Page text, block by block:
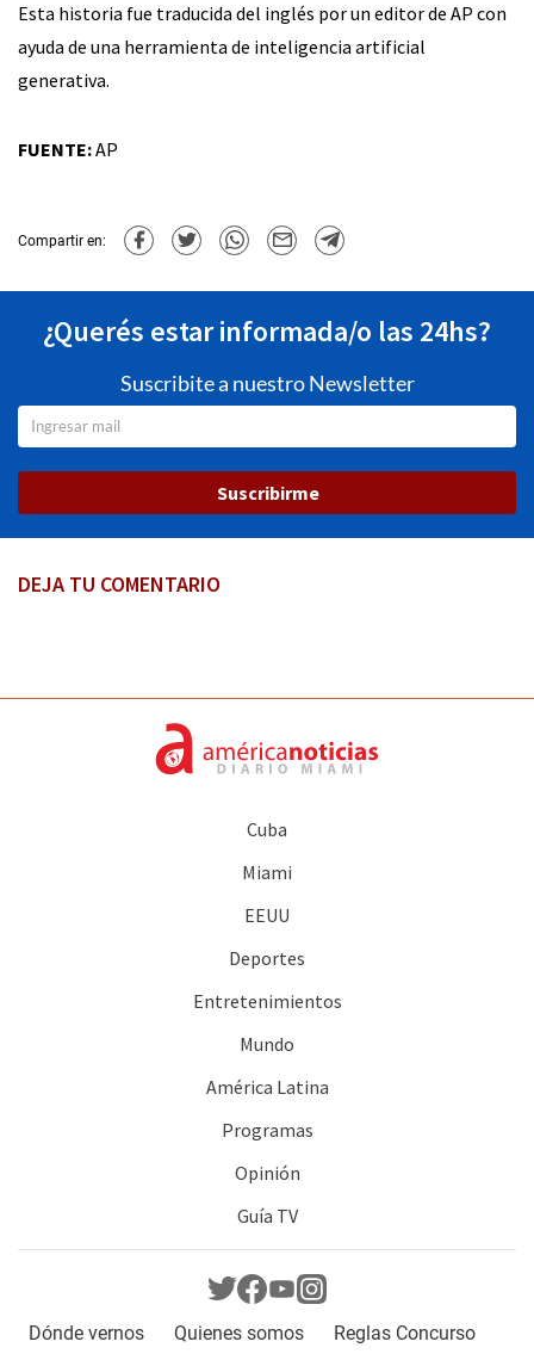
Esta historia fue traducida del inglés por un editor de AP con
ayuda de una herramienta de inteligencia artificial
generativa.
FUENTE:AP
Compartir en:
¿Querés estar informada/o las 24hs?
Suscribite a nuestro Newsletter
Suscribirme
DEJA TU COMENTARIO
Cuba
Miami
EEUU
Deportes
Entretenimientos
Mundo
América Latina
Programas
Opinión
Guía TV
Dónde vernos Quienes somos Reglas Concurso